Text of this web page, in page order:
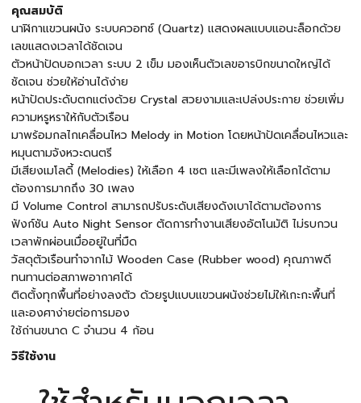
คุณสมบัติ
นาฬิกาแขวนผนัง ระบบควอทซ์ (Quartz) แสดงผลแบบแอนะล็อกด้วย
เลขแสดงเวลาได้ชัดเจน
ตัวหน้าปัดบอกเวลา ระบบ 2 เข็ม มองเห็นตัวเลขอารบิกขนาดใหญ่ได้
ชัดเจน ช่วยให้อ่านได้ง่าย
หน้าปัดประดับตกแต่งด้วย Crystal สวยงามและเปล่งประกาย ช่วยเพิ่ม
ความหรูหราให้กับตัวเรือน
มาพร้อมกลไกเคลื่อนไหว Melody in Motion โดยหน้าปัดเคลื่อนไหวและ
หมุนตามจังหวะดนตรี
มีเสียงเมโลดี้ (Melodies) ให้เลือก 4 เซต และมีเพลงให้เลือกได้ตาม
ต้องการมากถึง 30 เพลง
มี Volume Control สามารถปรับระดับเสียงดังเบาได้ตามต้องการ
ฟังก์ชัน Auto Night Sensor ตัดการทำงานเสียงอัตโนมัติ ไม่รบกวน
เวลาพักผ่อนเมื่ออยู่ในที่มืด
วัสดุตัวเรือนทำจากไม้ Wooden Case (Rubber wood) คุณภาพดี
ทนทานต่อสภาพอากาศได้
ติดตั้งทุกพื้นที่อย่างลงตัว ด้วยรูปแบบแขวนผนังช่วยไม่ให้เกะกะพื้นที่
และองศาง่ายต่อการมอง
ใช้ถ่านขนาด C จำนวน 4 ก้อน
วิธีใช้งาน